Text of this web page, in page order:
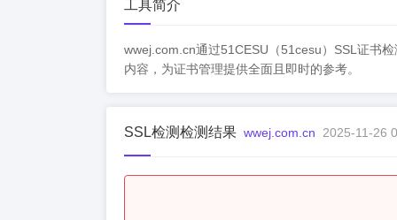
工具简介
wwej.com.cn通过51CESU（51cesu）SSL证书
内容，为证书管理提供全面且即时的参考。
SSL检测检测结果 wwej.com.cn 2025-11-26